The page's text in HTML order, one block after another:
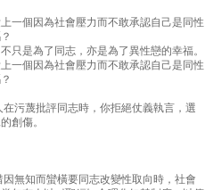
一個因為社會壓力而不敢承認自己是同性
只是為了同志，亦是為了異性戀的幸福。
一個因為社會壓力而不敢承認自己是同性
污蔑批評同志時，你拒絕仗義執言，選
創傷。
無知而蠻橫要同志改變性取向時，社會